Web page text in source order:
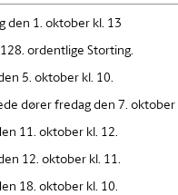
den 1. oktober kl. 13
ordentlige Storting.
5. oktober kl. 10.
dører fredag den 7. oktober
11. oktober kl. 12.
12. oktober kl. 11.
18. oktober kl. 10.